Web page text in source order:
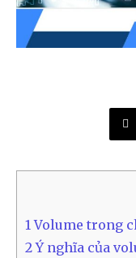
1 Volume trong
2Ý nghĩa của